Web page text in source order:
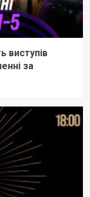
виступів
за